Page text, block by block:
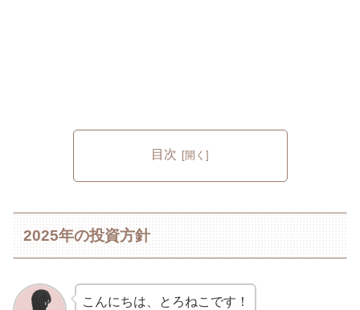
目次
2025年の投資方針
こんにちは、とろねこです！